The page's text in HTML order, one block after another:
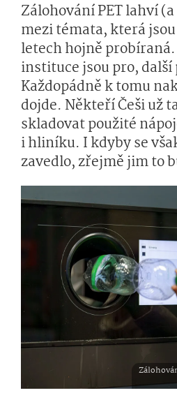
Zálohování PET lahví
mezi témata, která
letech hojně
instituce jsou pro,
Každopádně k tomu
dojde. Někteří Češi už
skladovat použité
i hliníku. I kdyby se
zavedlo, zřejmě jim to